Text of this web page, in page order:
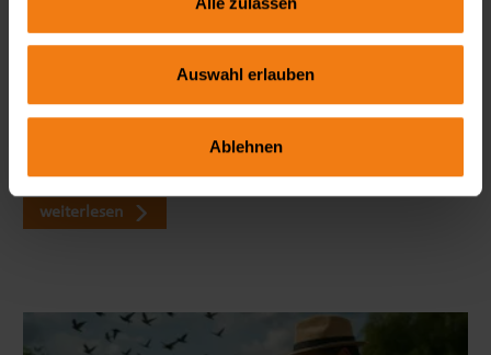
Auswahl erlauben
Ablehnen
Wie blickdicht ist eine Seitenmarkise wirklich? Welche Höhe
unserem großen FAQ erfährst du alles, was du vor dem Kauf
weiterlesen